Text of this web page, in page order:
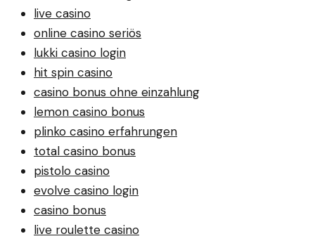
live casino
online casino seriös
lukki casino login
hit spin casino
casino bonus ohne einzahlung
lemon casino bonus
plinko casino erfahrungen
total casino bonus
pistolo casino
evolve casino login
casino bonus
live roulette casino